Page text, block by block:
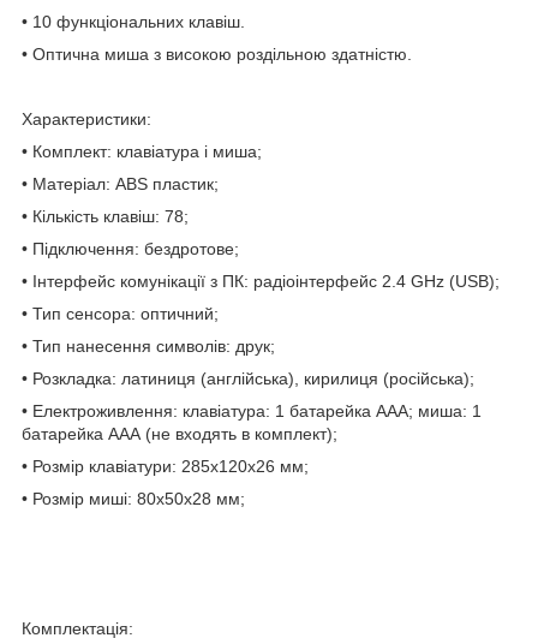
• 10 функціональних клавіш.
• Оптична миша з високою роздільною здатністю.
Характеристики:
• Комплект: клавіатура і миша;
• Матеріал: ABS пластик;
• Кількість клавіш: 78;
• Підключення: бездротове;
• Інтерфейс комунікації з ПК: радіоінтерфейс 2.4 GHz (USB);
• Тип сенсора: оптичний;
• Тип нанесення символів: друк;
• Розкладка: латиниця (англійська), кирилиця (російська);
• Електроживлення: клавіатура: 1 батарейка ААА; миша: 1
батарейка ААА (не входять в комплект);
• Розмір клавіатури: 285х120х26 мм;
• Розмір миші: 80х50х28 мм;
Комплектація: